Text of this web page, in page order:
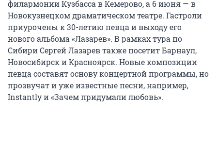
филармонии Кузбасса в Кемерово, а 6 июня — в
Новокузнецком драматическом театре. Гастроли
приурочены к 30-летию певца и выходу его
нового альбома «Лазарев». В рамках тура по
Сибири Сергей Лазарев также посетит Барнаул,
Новосибирск и Красноярск. Новые композиции
певца составят основу концертной программы, но
прозвучат и уже известные песни, например,
Instantly и «Зачем придумали любовь».